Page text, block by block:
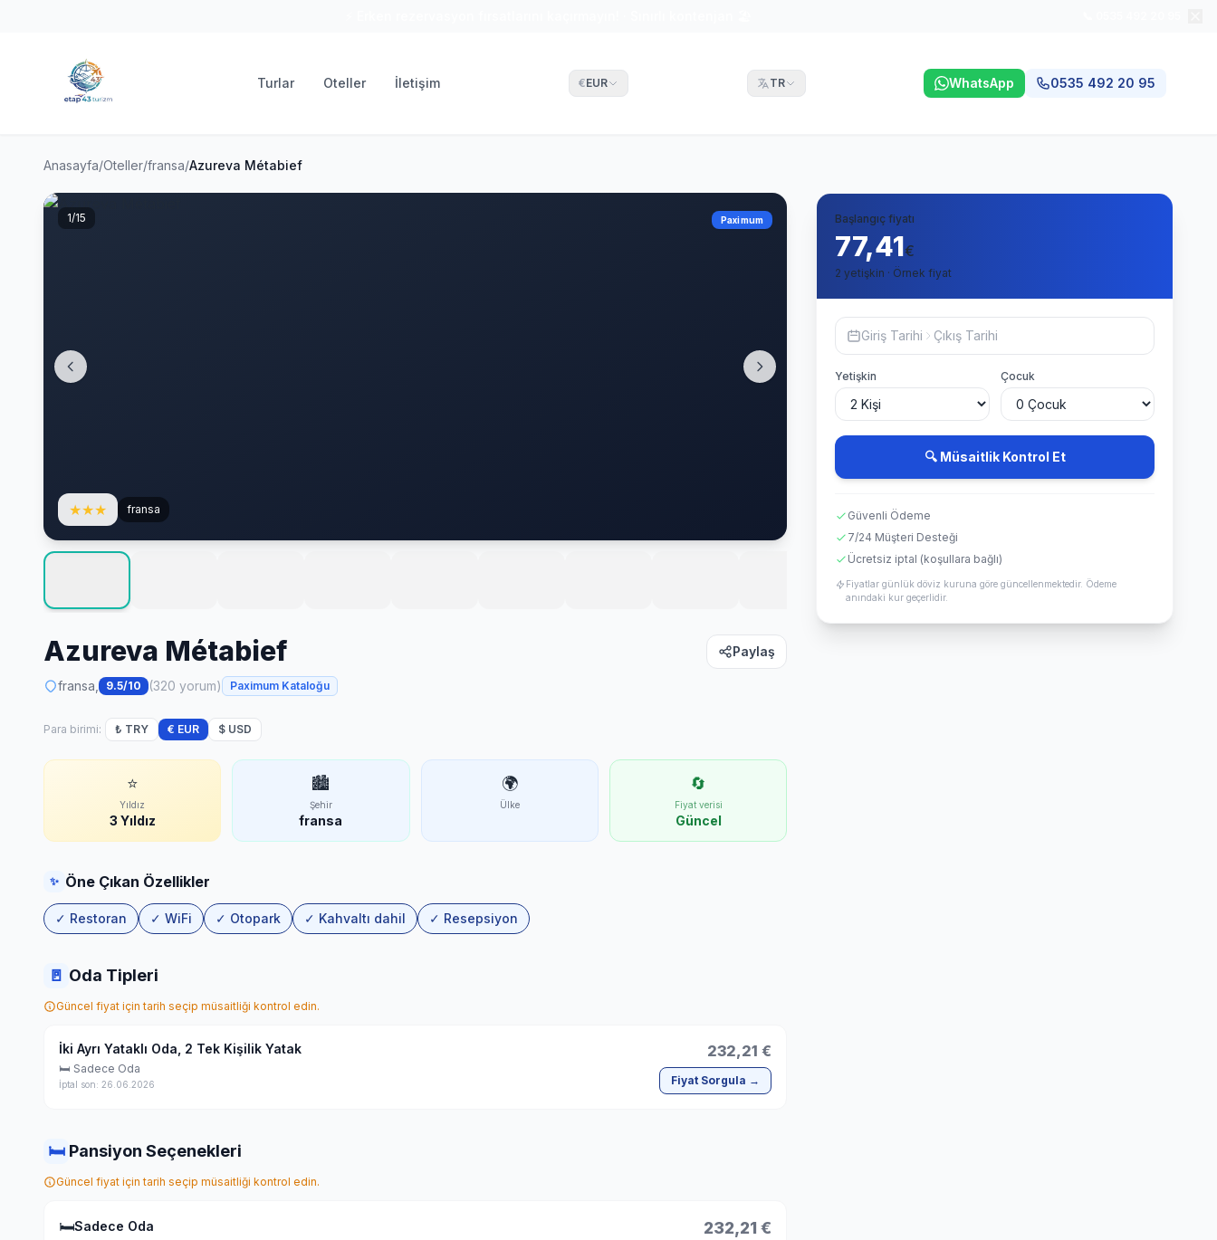
Turlar Oteller İletişim €EUR TR WhatsApp 0535 492 20 95
Anasayfa/Oteller/fransa/Azureva Métabief
★★★ fransa
Paximum
1/15
Azureva Métabief Paylaş
fransa, 9.5/10 (320 yorum) Paximum Kataloğu
Para birimi: ₺ TRY € EUR $ USD
⭐
Yıldız
3 Yıldız
🏙
Şehir
fransa
🌍
Ülke
🔄
Fiyat verisi
Güncel
✨ Öne Çıkan Özellikler
✓ Restoran ✓ WiFi ✓ Otopark ✓ Kahvaltı dahil ✓ Resepsiyon
🚪 Oda Tipleri
Güncel fiyat için tarih seçip müsaitliği kontrol edin.
İki Ayrı Yataklı Oda, 2 Tek Kişilik Yatak
🛏 Sadece Oda
İptal son: 26.06.2026
232,21 €
Fiyat Sorgula →
🛏 Pansiyon Seçenekleri
Güncel fiyat için tarih seçip müsaitliği kontrol edin.
🛏Sadece Oda 232,21 €
Başlangıç fiyatı
77,41€
2 yetişkin · Örnek fiyat
Giriş Tarihi Çıkış Tarihi
Yetişkin Çocuk
🔍 Müsaitlik Kontrol Et
Güvenli Ödeme
7/24 Müşteri Desteği
Ücretsiz iptal (koşullara bağlı)
Fiyatlar günlük döviz kuruna göre güncellenmektedir. Ödeme
anındaki kur geçerlidir.